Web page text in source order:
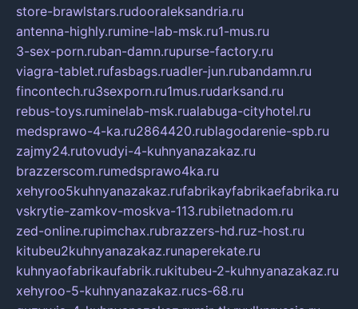
store-brawlstars.rudooraleksandria.ru
antenna-highly.rumine-lab-msk.ru1-mus.ru
3-sex-porn.ruban-damn.rupurse-factory.ru
viagra-tablet.rufasbags.ruadler-jun.rubandamn.ru
fincontech.ru3sexporn.ru1mus.rudarksand.ru
rebus-toys.ruminelab-msk.rualabuga-cityhotel.ru
medsprawo-4-ka.ru2864420.rublagodarenie-spb.ru
zajmy24.rutovudyi-4-kuhnyanazakaz.ru
brazzerscom.rumedsprawo4ka.ru
xehyroo5kuhnyanazakaz.rufabrikayfabrikaefabrika.ru
vskrytie-zamkov-moskva-113.rubiletnadom.ru
zed-online.rupimchax.rubrazzers-hd.ruz-host.ru
kitubeu2kuhnyanazakaz.runaperekate.ru
kuhnyaofabrikaufabrik.rukitubeu-2-kuhnyanazakaz.ru
xehyroo-5-kuhnyanazakaz.rucs-68.ru